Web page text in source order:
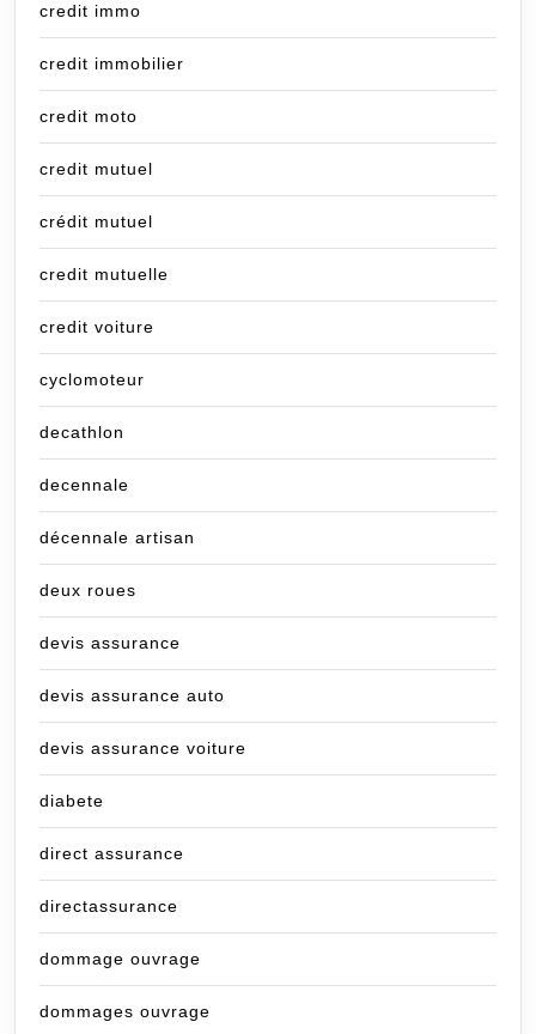
credit immo
credit immobilier
credit moto
credit mutuel
crédit mutuel
credit mutuelle
credit voiture
cyclomoteur
decathlon
decennale
décennale artisan
deux roues
devis assurance
devis assurance auto
devis assurance voiture
diabete
direct assurance
directassurance
dommage ouvrage
dommages ouvrage